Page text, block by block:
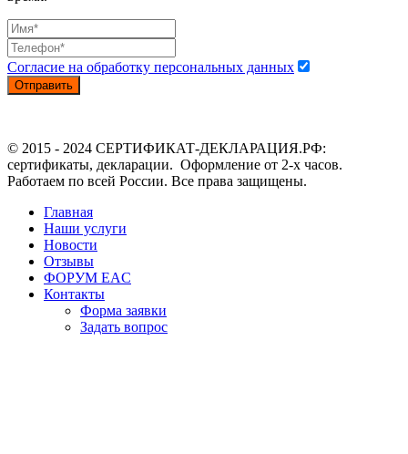
Согласие на обработку персональных данных
Отправить
© 2015 - 2024 СЕРТИФИКАТ-ДЕКЛАРАЦИЯ.РФ:
сертификаты, декларации. Оформление от 2-х часов.
Работаем по всей России. Все права защищены.
Главная
Наши услуги
Новости
Отзывы
ФОРУМ EAC
Контакты
Форма заявки
Задать вопрос